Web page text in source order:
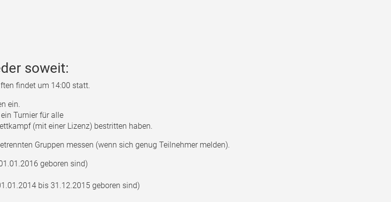
soweit:
findet um 14:00 statt.
ein.
Turnier für alle
(mit einer Lizenz) bestritten haben.
Gruppen messen (wenn sich genug Teilnehmer melden).
geboren sind)
bis 31.12.2015 geboren sind)